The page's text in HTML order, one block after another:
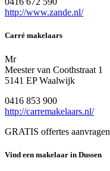
http://www.zande.nl/
Carré makelaars
Mr
Meester van Coothstraat 1
5141 EP Waalwijk
0416 853 900
http://carremakelaars.nl/
GRATIS offertes aanvragen
Vind een makelaar in Dussen